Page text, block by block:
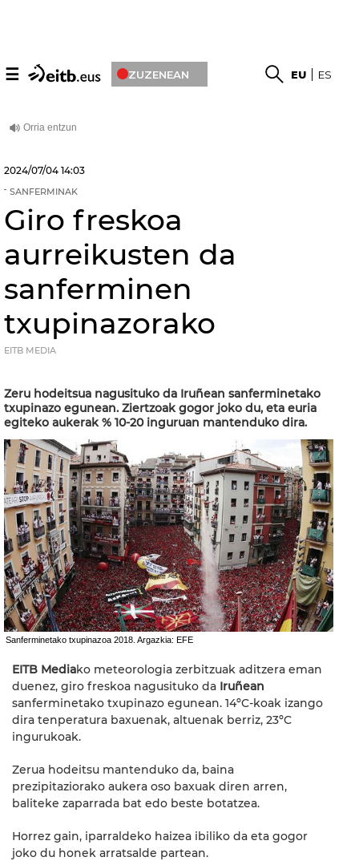
☰ ZUZENEAN EU ES
2024/07/04 14:03
SANFERMINAK
Giro freskoa
aurreikusten da
sanferminen
txupinazorako
EITB MEDIA
Zeru hodeitsua nagusituko da Iruñean sanferminetako
txupinazo egunean. Ziertzoak gogor joko du, eta euria
egiteko aukerak % 10-20 inguruan mantenduko dira.
Sanferminetako txupinazoa 2018. Argazkia: EFE
EITB Mediako meteorologia zerbitzuak aditzera eman
duenez, giro freskoa nagusituko da Iruñean
sanferminetako txupinazo egunean. 14ºC-koak izango
dira tenperatura baxuenak, altuenak berriz, 23ºC
ingurukoak.
Zerua hodeitsu mantenduko da, baina
prezipitaziorako aukera oso baxuak diren arren,
baliteke zaparrada bat edo beste botatzea.
Horrez gain, iparraldeko haizea ibiliko da eta gogor
joko du honek arratsalde partean.